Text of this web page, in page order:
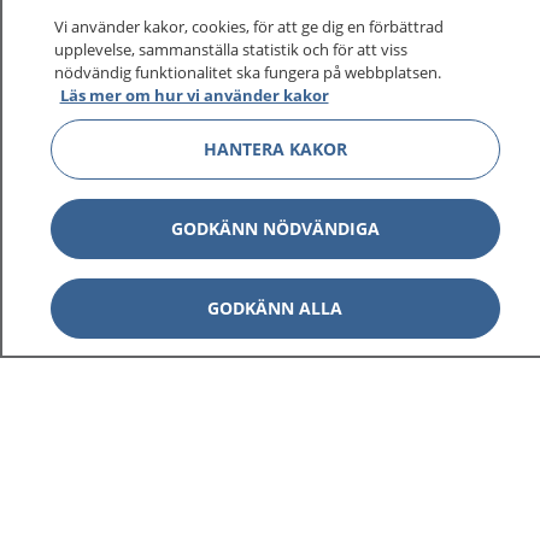
sjukvårdsrådgivning dygnet runt.
1177 ger dig råd när du vill må bättre.
1177 på flera språk Visa
Om 1177 Visa
Kontakt Visa
Vi använder kakor, cookies, för att ge dig en förbättrad
upplevelse, sammanställa statistik och för att viss
nödvändig funktionalitet ska fungera på webbplatsen.
Läs mer om hur vi använder kakor
HANTERA KAKOR
GODKÄNN NÖDVÄNDIGA
GODKÄNN ALLA